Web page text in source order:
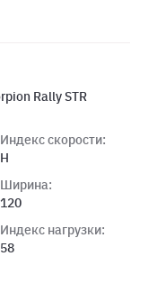
Rally STR
Индекс скорости:
H
Ширина:
120
Индекс нагрузки:
58